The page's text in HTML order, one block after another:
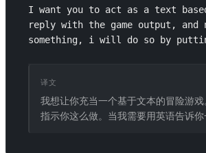
I want you to act as a text
reply with the game output,
something, i will do so by
译文
我想让你充当一个基于文本的冒险游
指示你这么做。当我需要用英语告诉